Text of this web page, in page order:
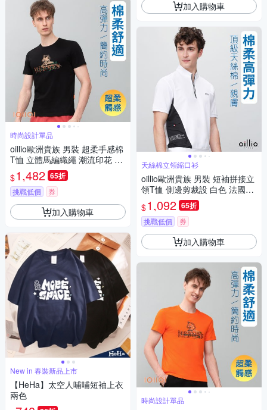
時尚設計單品
oillio歐洲貴族 男裝 超柔手感棉
T恤 立體馬編織繩 潮流印花 黑
色 男女裝 法國品牌
$1,482 65折
挑戰低價 券
加入購物車
New in 春裝新品上市
【HeHa】太空人哺哺短袖上衣
兩色
加入購物車
天絲棉立領縮口衫
oillio歐洲貴族 男裝 短袖拼接立
領T恤 側邊剪裁設 白色 法國品
牌 有大尺碼
$1,092 65折
挑戰低價 券
加入購物車
時尚設計單品